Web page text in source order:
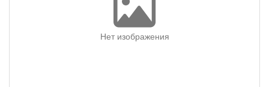
Нет изображения